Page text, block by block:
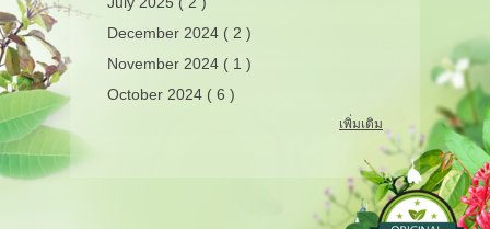
December 2024 ( 2 )
November 2024 ( 1 )
October 2024 ( 6 )
เพิ่มเติม